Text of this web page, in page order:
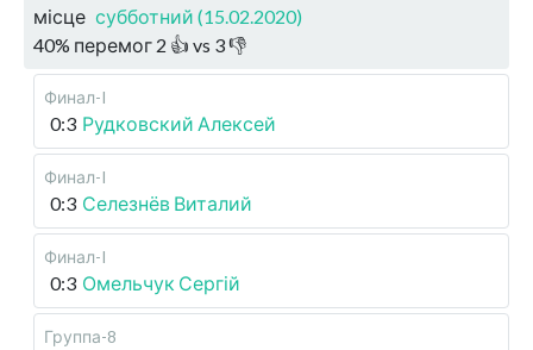
місце субботний (15.02.2020)
40% перемог 2 👍 vs 3👎
Финал-I
0:3 Рудковский Алексей
Финал-I
0:3 Селезнёв Виталий
Финал-I
0:3 Омельчук Сергій
Группа-8